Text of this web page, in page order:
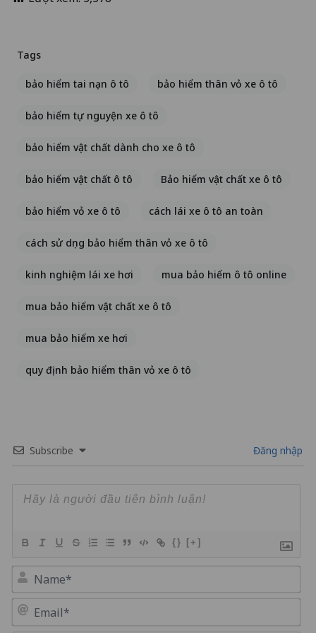
Tags
bảo hiểm tai nạn ô tô bảo hiểm thân vỏ xe ô tô
bảo hiểm tự nguyện xe ô tô
bảo hiểm vật chất dành cho xe ô tô
bảo hiểm vật chất ô tô Bảo hiểm vật chất xe ô tô
bảo hiểm vỏ xe ô tô cách lái xe ô tô an toàn
cách sử dụng bảo hiểm thân vỏ xe ô tô
kinh nghiệm lái xe hơi mua bảo hiểm ô tô online
mua bảo hiểm vật chất xe ô tô
mua bảo hiểm xe hơi
quy định bảo hiểm thân vỏ xe ô tô
Subscribe Đăng nhập
{} [+]